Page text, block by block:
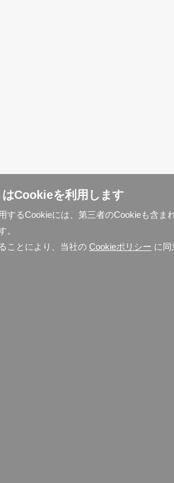
Cookieを利用します
するCookieには、第三者のCookieも含
。
ことにより、当社の Cookieポリシー に